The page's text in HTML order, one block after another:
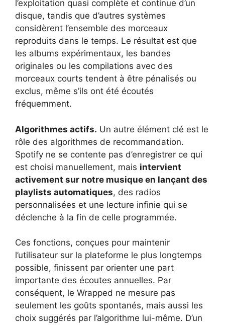
l’exploitation quasi complète et continue d’un
disque, tandis que d’autres systèmes
considèrent l’ensemble des morceaux
reproduits dans le temps. Le résultat est que
les albums expérimentaux, les bandes
originales ou les compilations avec des
morceaux courts tendent à être pénalisés ou
exclus, même s’ils ont été écoutés
fréquemment.
Algorithmes actifs. Un autre élément clé est le
rôle des algorithmes de recommandation.
Spotify ne se contente pas d’enregistrer ce qui
est choisi manuellement, mais intervient
activement sur notre musique en lançant des
playlists automatiques, des radios
personnalisées et une lecture infinie qui se
déclenche à la fin de celle programmée.
Ces fonctions, conçues pour maintenir
l’utilisateur sur la plateforme le plus longtemps
possible, finissent par orienter une part
importante des écoutes annuelles. Par
conséquent, le Wrapped ne mesure pas
seulement les goûts spontanés, mais aussi les
choix suggérés par l’algorithme lui-même. D’un